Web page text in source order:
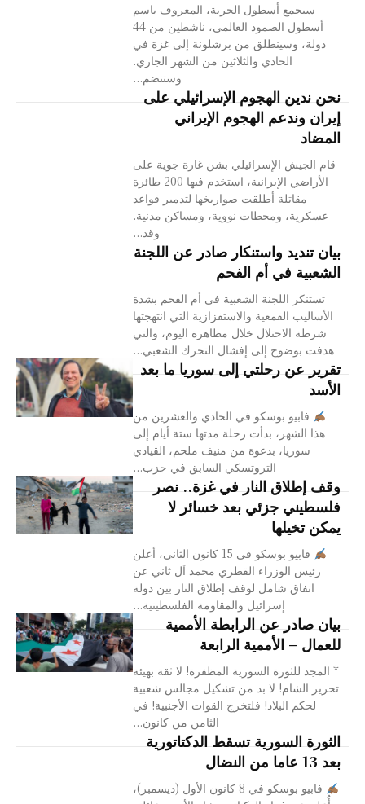
سيجمع أسطول الحرية، المعروف باسم
أسطول الصمود العالمي، ناشطين من 44
دولة، وسينطلق من برشلونة إلى غزة في
الحادي والثلاثين من الشهر الجاري.
وستنضم...
نحن ندين الهجوم الإسرائيلي على
إيران وندعم الهجوم الإيراني
المضاد
قام الجيش الإسرائيلي بشن غارة جوية على
الأراضي الإيرانية، استخدم فيها 200 طائرة
مقاتلة أطلقت صواريخها لتدمير قواعد
عسكرية، ومحطات نووية، ومساكن مدنية.
وقد...
بيان تنديد واستنكار صادر عن اللجنة
الشعبية في أم الفحم
تستنكر اللجنة الشعبية في أم الفحم بشدة
الأساليب القمعية والاستفزازية التي انتهجتها
شرطة الاحتلال خلال مظاهرة اليوم، والتي
هدفت بوضوح إلى إفشال التحرك الشعبي...
تقرير عن رحلتي إلى سوريا ما بعد
الأسد
فابيو بوسكو في الحادي والعشرين من
هذا الشهر، بدأت رحلة مدتها ستة أيام إلى
سوريا، بدعوة من منيف ملحم، القيادي
التروتسكي السابق في حزب...
وقف إطلاق النار في غزة.. نصر
فلسطيني جزئي بعد خسائر لا
يمكن تخيلها
فابيو بوسكو في 15 كانون الثاني، أعلن
رئيس الوزراء القطري محمد آل ثاني عن
اتفاق شامل لوقف إطلاق النار بين دولة
إسرائيل والمقاومة الفلسطينية...
بيان صادر عن الرابطة الأممية
للعمال – الأممية الرابعة
* المجد للثورة السورية المظفرة! لا ثقة بهيئة
تحرير الشام! لا بد من تشكيل مجالس شعبية
لحكم البلاد! فلتخرج القوات الأجنبية! في
الثامن من كانون...
الثورة السورية تسقط الدكتاتورية
بعد 13 عاما من النضال
فابيو بوسكو في 8 كانون الأول (ديسمبر)،